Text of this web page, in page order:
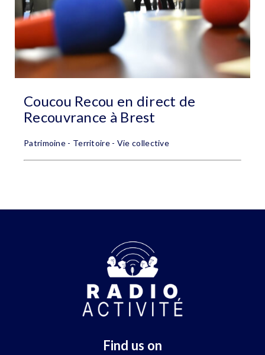
Coucou Recou en direct de
Recouvrance à Brest
Patrimoine - Territoire - Vie collective
Find us on